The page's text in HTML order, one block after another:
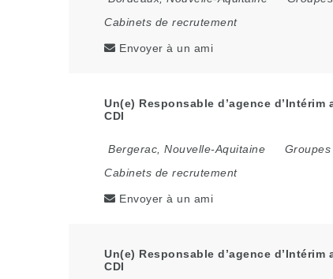
Cabinets de recrutement
Envoyer à un ami
Un(e) Responsable d’agence d’Intérim
CDI
Bergerac Nouvelle-Aquitaine
Cabinets de recrutement
Envoyer à un ami
Un(e) Responsable d’agence
CDI